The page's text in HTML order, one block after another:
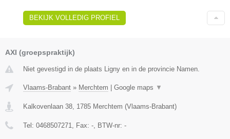
BEKIJK VOLLEDIG PROFIEL
AXI (groepspraktijk)
Niet gevestigd in de plaats Ligny en in de provincie Namen.
Vlaams-Brabant » Merchtem Google maps ▼
Kalkovenlaan 38 1785 Merchtem (Vlaams-Brabant)
Tel: 0468507271 , Fax: - , BTW-nr: -